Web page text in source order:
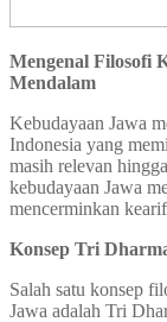
Mengenal Filosofi
Mendalam
Kebudayaan Jawa
Indonesia yang
masih relevan
kebudayaan Jawa
mencerminkan
Konsep Tri
Salah satu konsep
Jawa adalah Tri